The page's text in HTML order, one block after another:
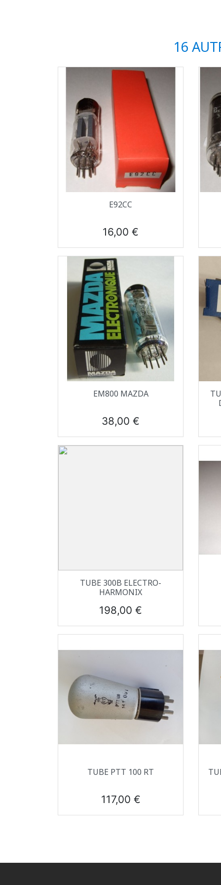
16
Aperçu rapide
E92CC
Prix
16,00 €
Aperçu rapide
EM800 MAZDA
Prix
38,00 €
Aperçu rapide
TUBE 300B ELECTRO-
HARMONIX
Prix
198,00 €
Aperçu rapide
TUBE PTT 100 RT
Prix
117,00 €